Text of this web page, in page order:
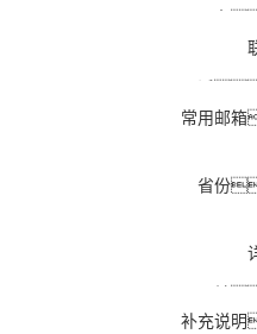
常用邮箱
省份
补充说明